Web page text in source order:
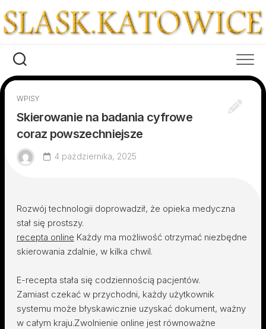
to
content
WPISY
Skierowanie na badania cyfrowe
coraz powszechniejsze
4 października, 2025
Rozwój technologii doprowadził, że opieka medyczna
stał się prostszy.
recepta online Każdy ma możliwość otrzymać niezbędne
skierowania zdalnie, w kilka chwil.
E-recepta stała się codziennością pacjentów.
Zamiast czekać w przychodni, każdy użytkownik
systemu może błyskawicznie uzyskać dokument, ważny
w całym kraju.Zwolnienie online jest równoważne